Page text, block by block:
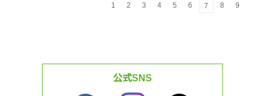
1 2 3 4 5 6 7 8 9
公式SNS